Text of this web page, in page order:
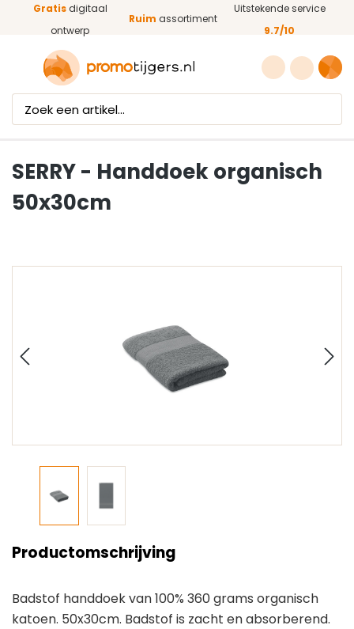
Ga naar de hoofdinhoud
Gratisdigitaal
ontwerp
Ruim assortiment
Uitstekende service
9.7/10
SERRY - Handdoek organisch
50x30cm
Productomschrijving
Badstof handdoek van 100% 360 grams organisch
katoen. 50x30cm. Badstof is zacht en absorberend.